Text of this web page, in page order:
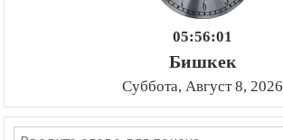
05:56:01
Бишкек
Суббота, Август 8, 2026